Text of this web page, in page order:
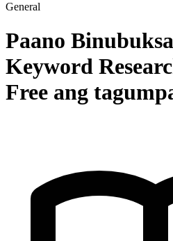
General
Paano
Keyword
Free ang